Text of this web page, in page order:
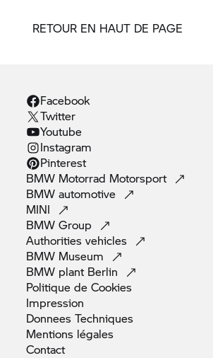
RETOUR EN HAUT DE PAGE
Facebook
Twitter
Youtube
Instagram
Pinterest
BMW Motorrad Motorsport
BMWautomotive
MINI
BMWGroup
Authoritiesvehicles
BMW Museum
BMW plant Berlin
Politique deCookies
Impression
DonneesTechniques
Mentions légales
Contact